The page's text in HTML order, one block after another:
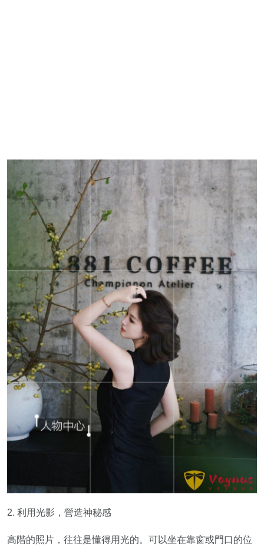
2. 利用光影，營造神秘感
高階的照片，往往是懂得用光的。可以坐在靠窗或門口的位